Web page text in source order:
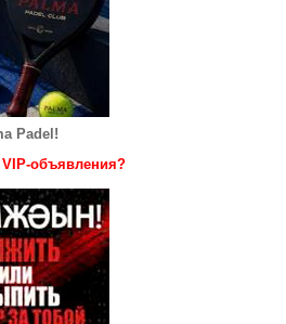
Padel!
VIP-объявления?